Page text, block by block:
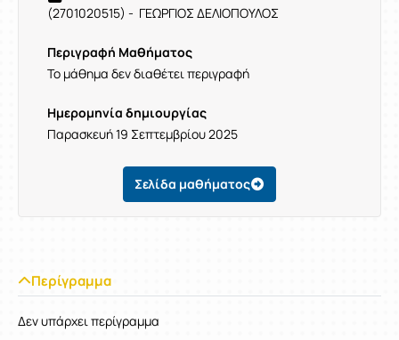
(2701020515) - ΓΕΩΡΓΙΟΣ ΔΕΛΙΟΠΟΥΛΟΣ
Περιγραφή Μαθήματος
Το μάθημα δεν διαθέτει περιγραφή
Ημερομηνία δημιουργίας
Παρασκευή 19 Σεπτεμβρίου 2025
Σελίδα μαθήματος
Περίγραμμα
Δεν υπάρχει περίγραμμα